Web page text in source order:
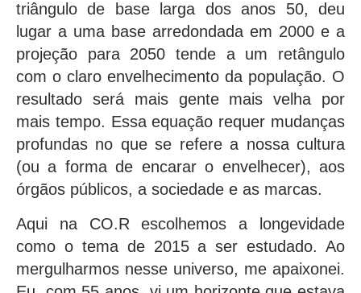
triângulo de base larga dos anos 50, deu
lugar a uma base arredondada em 2000 e a
projeção para 2050 tende a um retângulo
com o claro envelhecimento da população. O
resultado será mais gente mais velha por
mais tempo. Essa equação requer mudanças
profundas no que se refere a nossa cultura
(ou a forma de encarar o envelhecer), aos
órgãos públicos, a sociedade e as marcas.
Aqui na CO.R escolhemos a longevidade
como o tema de 2015 a ser estudado. Ao
mergulharmos nesse universo, me apaixonei.